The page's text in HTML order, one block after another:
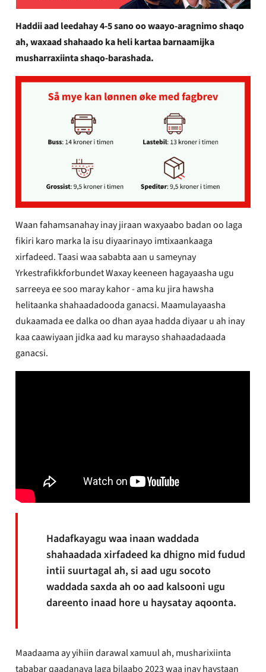
Haddii aad leedahay 4-5 sano oo waayo-aragnimo shaqo
ah, waxaad shahaado ka heli kartaa barnaamijka
musharraxiinta shaqo-barashada.
Waan fahamsanahay inay jiraan waxyaabo badan oo laga
fikiri karo marka la isu diyaarinayo imtixaankaaga
xirfadeed. Taasi waa sababta aan u sameynay
Yrkestrafikkforbundet Waxay keeneen hagayaasha ugu
sarreeya ee soo maray kahor - ama ku jira hawsha
helitaanka shahaadadooda ganacsi. Maamulayaasha
dukaamada ee dalka oo dhan ayaa hadda diyaar u ah inay
kaa caawiyaan jidka aad ku marayso shahaadadaada
ganacsi.
Hadafkayagu waa inaan waddada
shahaadada xirfadeed ka dhigno mid fudud
intii suurtagal ah, si aad ugu socoto
waddada saxda ah oo aad kalsooni ugu
dareento inaad hore u haysatay aqoonta.
Maadaama ay yihiin darawal xamuul ah, musharixiinta
tababar qaadanaya laga bilaabo 2023 waa inay haystaan ​​​​